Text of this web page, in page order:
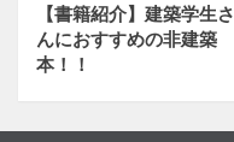
【書籍紹介】建築学生さ
んにおすすめの非建築
本！！